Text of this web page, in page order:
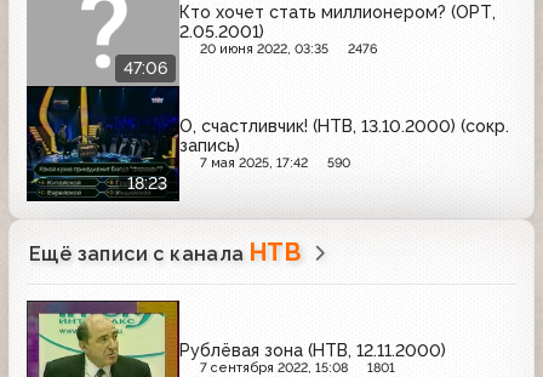
47:06
Кто хочет стать миллионером? (ОРТ,
2.05.2001)
20 июня 2022, 03:35 2476
18:23
О, счастливчик! (НТВ, 13.10.2000) (сокр.
запись)
7 мая 2025, 17:42 590
Ещё записи с канала НТВ
Рублёвая зона (НТВ, 12.11.2000)
7 сентября 2022, 15:08 1801